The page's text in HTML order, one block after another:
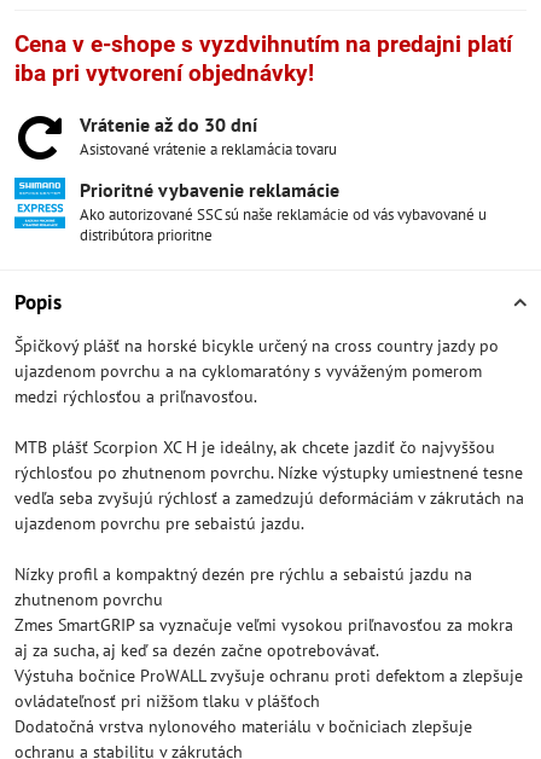
Cena v e-shope s vyzdvihnutím na predajni platí
iba pri vytvorení objednávky!
Vrátenie až do 30 dní
Asistované vrátenie a reklamácia tovaru
Prioritné vybavenie reklamácie
Ako autorizované SSC sú naše reklamácie od vás vybavované u
distribútora prioritne
Popis
Špičkový plášť na horské bicykle určený na cross country jazdy po
ujazdenom povrchu a na cyklomaratóny s vyváženým pomerom
medzi rýchlosťou a priľnavosťou.
MTB plášť Scorpion XC H je ideálny, ak chcete jazdiť čo najvyššou
rýchlosťou po zhutnenom povrchu. Nízke výstupky umiestnené tesne
vedľa seba zvyšujú rýchlosť a zamedzujú deformáciám v zákrutách na
ujazdenom povrchu pre sebaistú jazdu.
Nízky profil a kompaktný dezén pre rýchlu a sebaistú jazdu na
zhutnenom povrchu
Zmes SmartGRIP sa vyznačuje veľmi vysokou priľnavosťou za mokra
aj za sucha, aj keď sa dezén začne opotrebovávať.
Výstuha bočnice ProWALL zvyšuje ochranu proti defektom a zlepšuje
ovládateľnosť pri nižšom tlaku v plášťoch
Dodatočná vrstva nylonového materiálu v bočniciach zlepšuje
ochranu a stabilitu v zákrutách